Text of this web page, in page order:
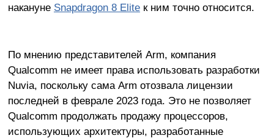
накануне Snapdragon 8 Eliteк ним точно относится.
По мнению представителей Arm, компания
Qualcomm не имеет права использовать разработки
Nuvia, поскольку сама Arm отозвала лицензии
последней в феврале 2023 года. Это не позволяет
Qualcomm продолжать продажу процессоров,
использующих архитектуры, разработанные